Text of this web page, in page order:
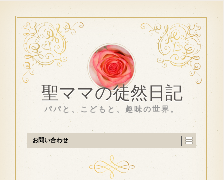
聖ママの徒然日記
パパと、こどもと、趣味の世界。
お問い合わせ